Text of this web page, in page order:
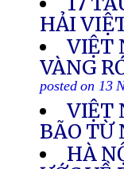
HẢI
VIỆT
VÀNG
posted on 13
VIỆT
BÃO TỪ
HÀ